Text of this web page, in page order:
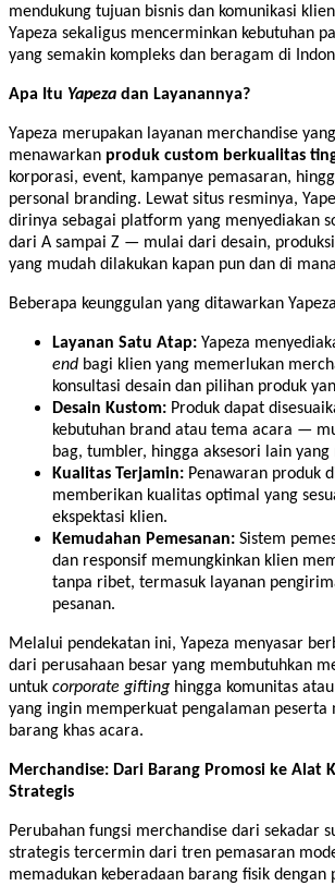
mendukung tujuan bisnis dan komunikasi
Yapeza sekaligus mencerminkan kebutuhan
yang semakin kompleks dan beragam di
Apa Itu Yapeza dan Layanannya?
Yapeza merupakan layanan merchandise yang
menawarkan produk custom berkualitas
korporasi, event, kampanye pemasaran,
personal branding. Lewat situs resminya,
dirinya sebagai platform yang menyediakan
dari A sampai Z — mulai dari desain,
yang mudah dilakukan kapan pun dan di
Beberapa keunggulan yang ditawarkan
Layanan Satu Atap: Yapeza
end bagi klien yang memerlukan
konsultasi desain dan pilihan produk
Desain Kustom: Produk dapat
kebutuhan brand atau tema acara —
bag, tumbler, hingga aksesori lain yang
Kualitas Terjamin: Penawaran produk
memberikan kualitas optimal yang
ekspektasi klien.
Kemudahan Pemesanan: Sistem
dan responsif memungkinkan klien
tanpa ribet, termasuk layanan
pesanan.
Melalui pendekatan ini, Yapeza menyasar
dari perusahaan besar yang membutuhkan
untuk corporate gifting hingga komunitas
yang ingin memperkuat pengalaman peserta
barang khas acara.
Merchandise: Dari Barang Promosi ke Alat
Strategis
Perubahan fungsi merchandise dari sekadar
strategis tercermin dari tren pemasaran
memadukan keberadaan barang fisik dengan